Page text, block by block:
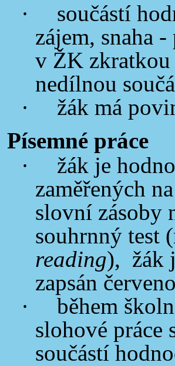
·
součástí
zájem, snaha
v ŽK zkratkou
nedílnou
·
žák má
Písemné práce
·
žák je
zaměřených
slovní zásoby
souhrnný test
reading), žák
zapsán
·
během
slohové
součástí